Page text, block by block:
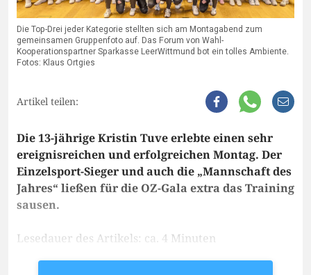
Die Top-Drei jeder Kategorie stellten sich am Montagabend zum
gemeinsamen Gruppenfoto auf. Das Forum von Wahl-
Kooperationspartner Sparkasse LeerWittmund bot ein tolles Ambiente.
Fotos: Klaus Ortgies
Artikel teilen:
Die 13-jährige Kristin Tuve erlebte einen sehr
ereignisreichen und erfolgreichen Montag. Der
Einzelsport-Sieger und auch die „Mannschaft des
Jahres“ ließen für die OZ-Gala extra das Training
sausen.
Lesedauer des Artikels: ca. 4 Minuten